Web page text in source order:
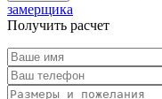
замерщика
Получить расчет